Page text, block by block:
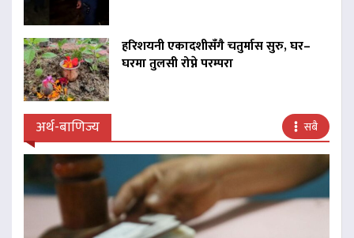
हरिशयनी एकादशीसँगै चतुर्मास सुरु, घर–
घरमा तुलसी रोप्ने परम्परा
अर्थ-बाणिज्य सबै